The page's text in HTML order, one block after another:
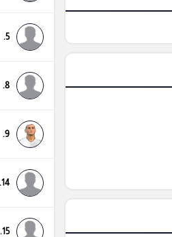
5.
8.
9.
14.
15.